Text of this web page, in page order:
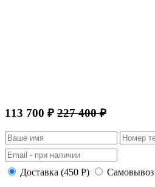
113 700 ₽ 227 400 ₽
Доставка (450 Р) Самовывоз